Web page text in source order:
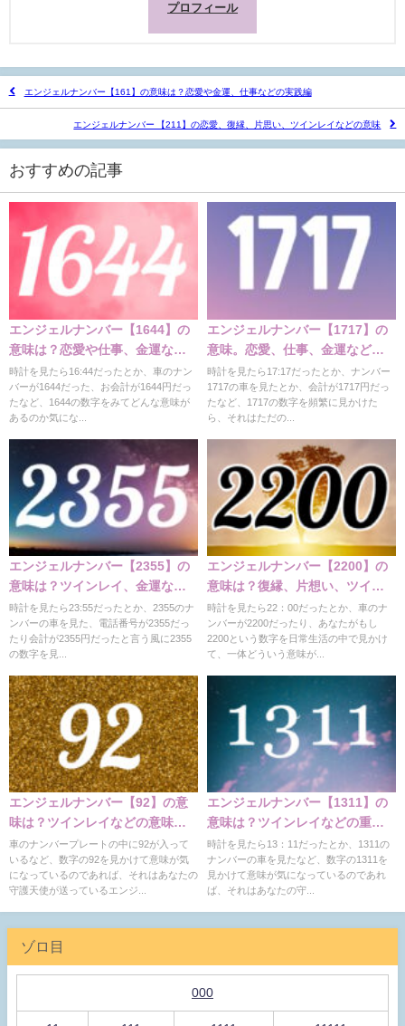
プロフィール
エンジェルナンバー【161】の意味は？恋愛や金運、仕事などの実践編
エンジェルナンバー 【211】の恋愛、復縁、片思い、ツインレイなどの意味
おすすめの記事
エンジェルナンバー【1644】の
意味は？恋愛や仕事、金運など
の意味
時計を見たら16:44だったとか、車のナン
バーが1644だった、お会計が1644円だっ
たなど、1644の数字をみてどんな意味が
あるのか気にな...
エンジェルナンバー【1717】の
意味。恋愛、仕事、金運など解
説！
時計を見たら17:17だったとか、ナンバー
1717の車を見たとか、会計が1717円だっ
たなど、1717の数字を頻繁に見かけた
ら、それはただの...
エンジェルナンバー【2355】の
意味は？ツインレイ、金運など
の意味
時計を見たら23:55だったとか、2355のナ
ンバーの車を見た、電話番号が2355だっ
たり会計が2355円だったと言う風に2355
の数字を見...
エンジェルナンバー【2200】の
意味は？復縁、片想い、ツイン
レイなど
時計を見たら22：00だったとか、車のナ
ンバーが2200だったり、あなたがもし
2200という数字を日常生活の中で見かけ
て、一体どういう意味が...
エンジェルナンバー【92】の意
味は？ツインレイなどの意味と
実践編
車のナンバープレートの中に92が入って
いるなど、数字の92を見かけて意味が気
になっているのであれば、それはあなたの
守護天使が送っているエンジ...
エンジェルナンバー【1311】の
意味は？ツインレイなどの重要
な意味
時計を見たら13：11だったとか、1311の
ナンバーの車を見たなど、数字の1311を
見かけて意味が気になっているのであれ
ば、それはあなたの守...
ゾロ目
000